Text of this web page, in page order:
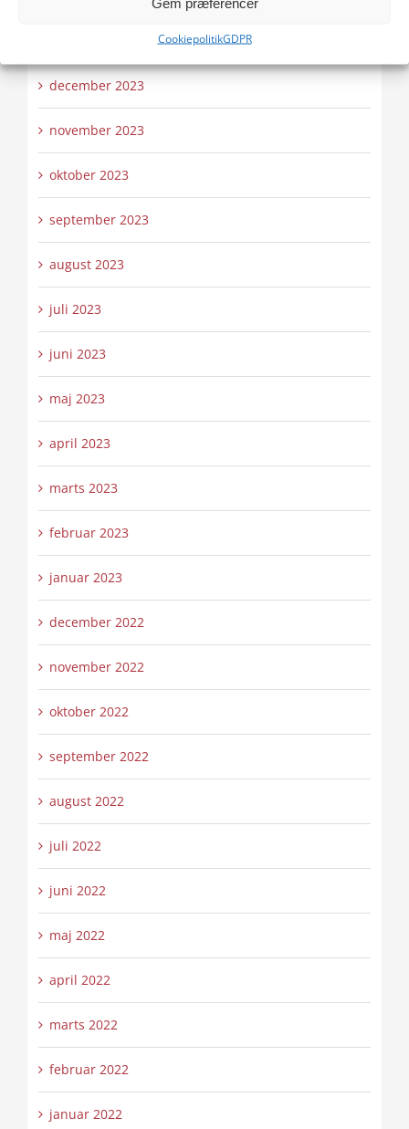
CookiepolitikGDPR
december 2023
november 2023
oktober 2023
september 2023
august 2023
juli 2023
juni 2023
maj 2023
april 2023
marts 2023
februar 2023
januar 2023
december 2022
november 2022
oktober 2022
september 2022
august 2022
juli 2022
juni 2022
maj 2022
april 2022
marts 2022
februar 2022
januar 2022